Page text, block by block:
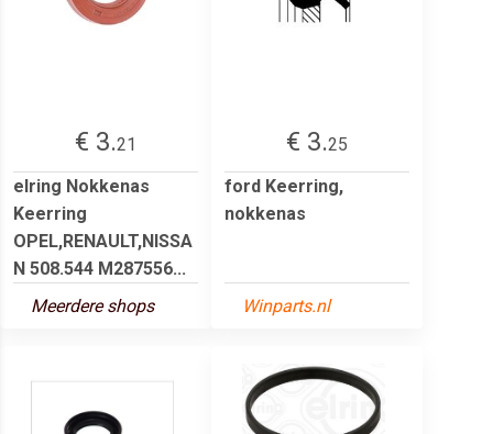
€ 3.21
elring Nokkenas
Keerring
OPEL,RENAULT,NISSA
N 508.544 M287556...
Meerdere shops
€ 3.25
ford Keerring,
nokkenas
Winparts.nl